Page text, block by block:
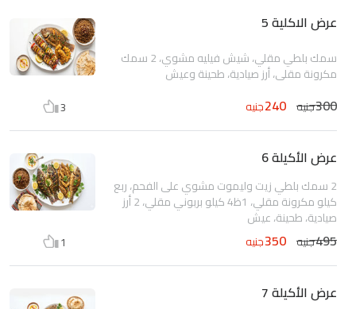
عرض الاكلية 5
سمك بلطي مقلي، شيش فيليه مشوي، 2 سمك
مكرونة مقلي، أرز صيادية، طحينة وعيش
300جنيه 240جنيه 3
عرض الأكيلة 6
2 سمك بلطي زيت وليموت مشوي على الفحم، ربع
كيلو مكرونة مقلي، 1ظ4 كيلو بربوني مقلي، 2 أرز
صيادية، طحينة، عيش
495جنيه 350جنيه 1
عرض الأكيلة 7